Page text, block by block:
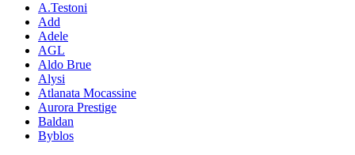
A.Testoni
Add
Adele
AGL
Aldo Brue
Alysi
Atlanata Mocassine
Aurora Prestige
Baldan
Byblos